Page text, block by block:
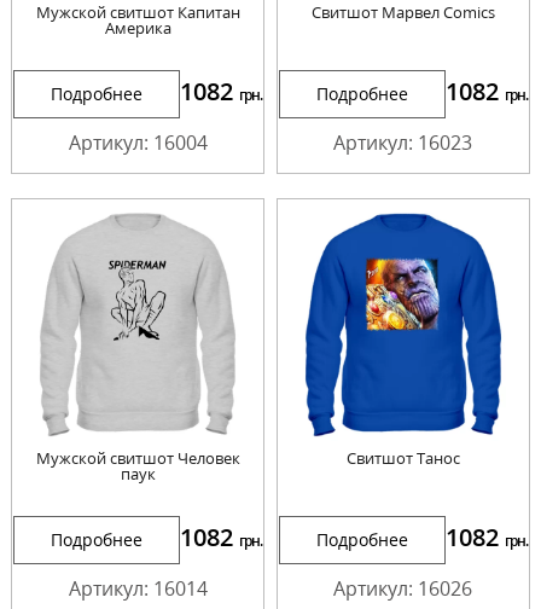
Мужской свитшот Капитан
Америка
Подробнее 1082 грн.
Артикул: 16004
Cвитшот Марвел Comics
Подробнее 1082 грн.
Артикул: 16023
Мужской свитшот Человек
паук
Подробнее 1082 грн.
Артикул: 16014
Cвитшот Танос
Подробнее 1082 грн.
Артикул: 16026